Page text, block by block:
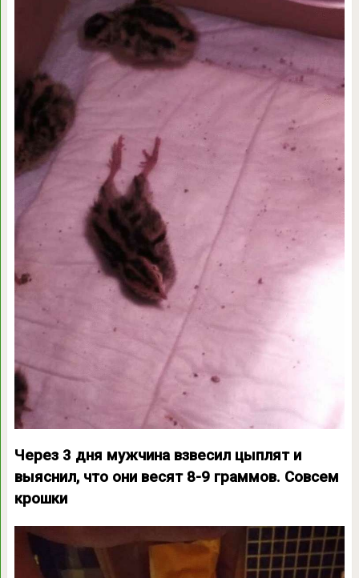
Через 3 дня мужчина взвесил цыплят и
выяснил, что они весят 8-9 граммов. Совсем
крошки